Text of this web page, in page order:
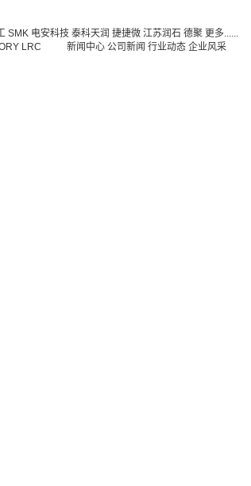
SMK 电安科技 泰科天润 捷捷微 江苏润石 德聚 更多......
LRC 新闻中心 公司新闻 行业动态 企业风采